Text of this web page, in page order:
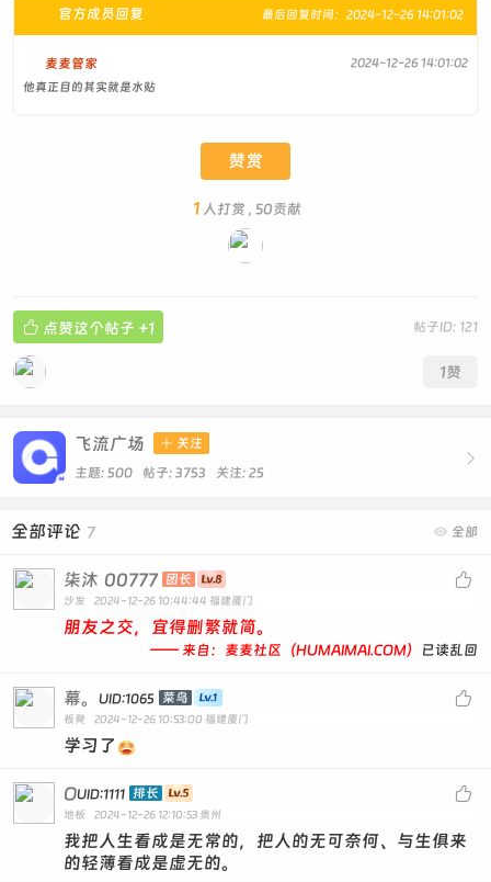
​25. 郢书燕说（yǐng shū yān shuō）最后回复时间：2024-12-26 14:01:02
官方成员回复
麦麦管家
2024-12-26 14:01:02
他真正目的其实就是水贴
赞赏
1 人打赏 , 50贡献
帖子ID: 121
 点赞这个帖子 +1
1赞

飞流广场  关注
主题: 500 帖子: 3753 关注: 25
 全部
全部评论 7

柒沐 00777 团长
沙发 2024-12-26 10:44:44 福建厦门
朋友之交，宜得删繁就简。
—— 来自：麦麦社区（HUMAIMAI.COM） 已读乱回

幕。 UID:1065 菜鸟
板凳 2024-12-26 10:53:00 福建厦门
学习了

OUID:1111 排长
地板 2024-12-26 12:10:53 贵州
我把人生看成是无常的，把人的无可奈何、与生俱来
的轻薄看成是虚无的。